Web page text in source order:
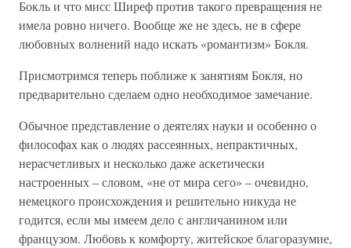
Бокль и что мисс Ширеф против такого превращения не
имела ровно ничего. Вообще же не здесь, не в сфере
любовных волнений надо искать «романтизм» Бокля.
Присмотримся теперь поближе к занятиям Бокля, но
предварительно сделаем одно необходимое замечание.
Обычное представление о деятелях науки и особенно о
философах как о людях рассеянных, непрактичных,
нерасчетливых и несколько даже аскетически
настроенных – словом, «не от мира сего» – очевидно,
немецкого происхождения и решительно никуда не
годится, если мы имеем дело с англичанином или
французом. Любовь к комфорту, житейское благоразумие,